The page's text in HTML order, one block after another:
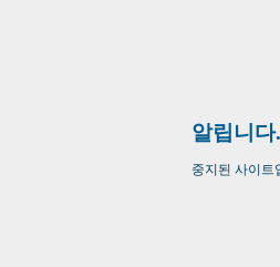
알립니다.
중지된 사이트